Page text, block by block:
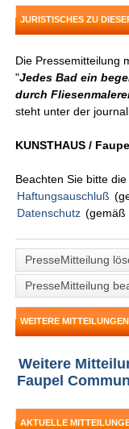
JURISTISCHES ZU
Die Pressemitteilung
"Jedes Bad ein
durch
steht unter der
KUNSTHAUS /
Beachten Sie bitte
Haftungsauschluß
Datenschutz (gemäß
PresseMitteilung
PresseMitteilung
WEITERE
Weitere
Faupel
AKTUELLE